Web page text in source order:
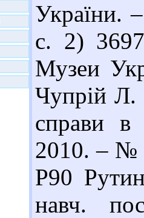
України.
с. 2)
Музеи
Чупрій Л.
справи в
2010. – №
Р90
навч.